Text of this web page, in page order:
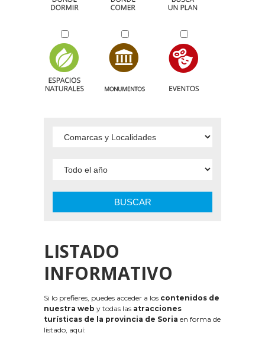
BUSCAR
LISTADO
INFORMATIVO
Si lo prefieres, puedes acceder a los contenidos de
nuestra web y todas las atracciones
turísticas de la provincia de Soria en forma de
listado, aquí: